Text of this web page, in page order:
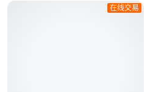
在线交易